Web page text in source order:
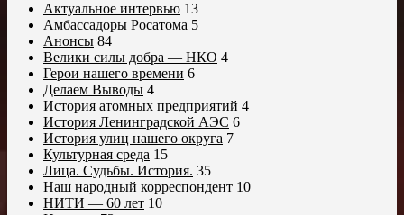
Актуальное интервью 13
Амбассадоры Росатома 5
Анонсы 84
Велики силы добра — НКО 4
Герои нашего времени 6
Делаем Выводы 4
История атомных предприятий 4
История Ленинградской АЭС 6
История улиц нашего округа 7
Культурная среда 15
Лица. Судьбы. История. 35
Наш народный корреспондент 10
НИТИ — 60 лет 10